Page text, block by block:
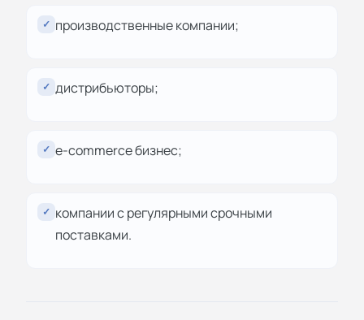
✓ производственные компании;
✓ дистрибьюторы;
✓ e-commerce бизнес;
✓ компании с регулярными срочными
поставками.